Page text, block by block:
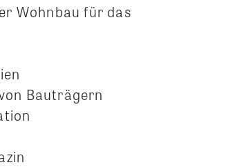
Wohnbau für das
Bauträgern